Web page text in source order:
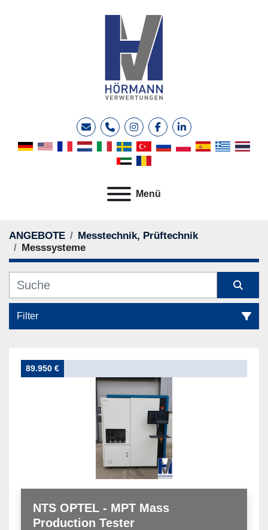
E-MailTelefoninstagramfacebooklinkedin
Menü
ANGEBOTE
Messtechnik, Prüftechnik
Messsysteme
Filter
Sortieren nach
89.950 €
NTS OPTEL - MPT Mass
Production Tester